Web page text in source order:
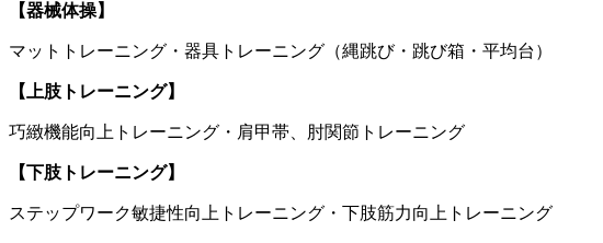
【器械体操】
マットトレーニング・器具トレーニング（縄跳び・跳び箱・平均台）
【上肢トレーニング】
巧緻機能向上トレーニング・肩甲帯、肘関節トレーニング
【下肢トレーニング】
ステップワーク敏捷性向上トレーニング・下肢筋力向上トレーニング